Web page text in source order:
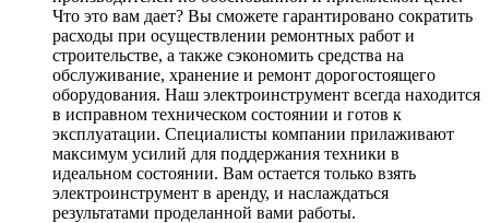
Что это вам дает? Вы сможете гарантировано сократить
расходы при осуществлении ремонтных работ и
строительстве, а также сэкономить средства на
обслуживание, хранение и ремонт дорогостоящего
оборудования. Наш электроинструмент всегда находится
в исправном техническом состоянии и готов к
эксплуатации. Специалисты компании прилаживают
максимум усилий для поддержания техники в
идеальном состоянии. Вам остается только взять
электроинструмент в аренду, и наслаждаться
результатами проделанной вами работы.